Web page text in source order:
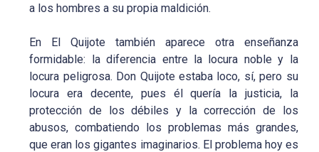
a los hombres a su propia maldición.
En El Quijote también aparece otra enseñanza
formidable: la diferencia entre la locura noble y la
locura peligrosa. Don Quijote estaba loco, sí, pero su
locura era decente, pues él quería la justicia, la
protección de los débiles y la corrección de los
abusos, combatiendo los problemas más grandes,
que eran los gigantes imaginarios. El problema hoy es